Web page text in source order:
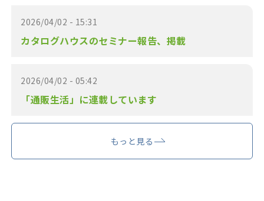
2026/04/02 - 15:31
カタログハウスのセミナー報告、掲載
2026/04/02 - 05:42
「通販生活」に連載しています
もっと見る